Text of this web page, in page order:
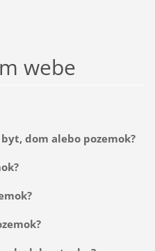
webe
dom alebo pozemok?